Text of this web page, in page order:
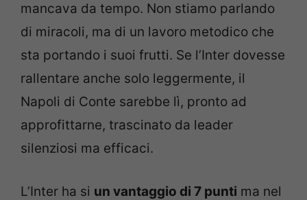
mancava da tempo. Non stiamo parlando
di miracoli, ma di un lavoro metodico che
sta portando i suoi frutti. Se l’Inter dovesse
rallentare anche solo leggermente, il
Napoli di Conte sarebbe lì, pronto ad
approfittarne, trascinato da leader
silenziosi ma efficaci.
L’Inter ha si un vantaggio di 7 punti ma nel